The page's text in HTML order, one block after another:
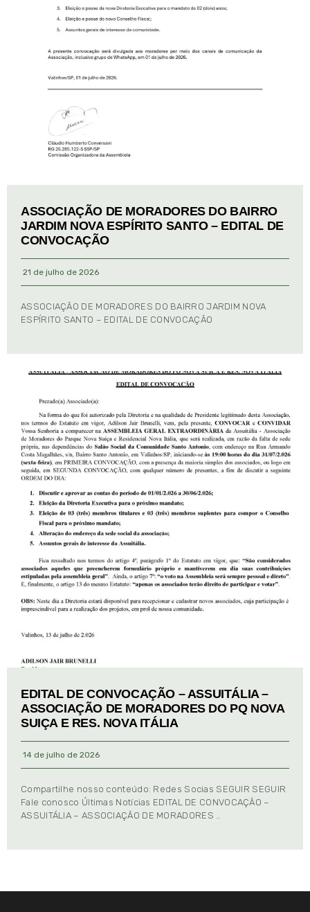
ASSOCIAÇÃO DE MORADORES DO BAIRRO
JARDIM NOVA ESPÍRITO SANTO – EDITAL DE
CONVOCAÇÃO
21 de julho de 2026
ASSOCIAÇÃO DE MORADORES DO BAIRRO JARDIM NOVA
ESPÍRITO SANTO – EDITAL DE CONVOCAÇÃO
EDITAL DE CONVOCAÇÃO – ASSUITÁLIA –
ASSOCIAÇÃO DE MORADORES DO PQ NOVA
SUIÇA E RES. NOVA ITÁLIA
14 de julho de 2026
Compartilhe nosso conteúdo: Redes Socias SEGUIR SEGUIR
Fale conosco Últimas Notícias EDITAL DE CONVOCAÇÃO –
ASSUITÁLIA – ASSOCIAÇÃO DE MORADORES …